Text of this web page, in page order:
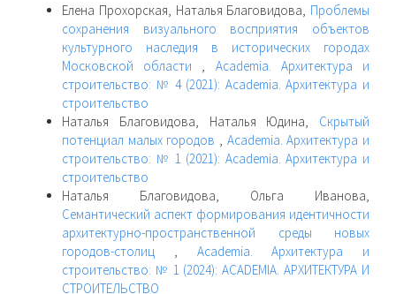
Елена Прохорская, Наталья Благовидова, Проблемы
сохранения визуального восприятия объектов
культурного наследия в исторических городах
Московской области , Academia. Архитектура и
строительство: № 4 (2021): Academia. Архитектура и
строительство
Наталья Благовидова, Наталья Юдина, Скрытый
потенциал малых городов , Academia. Архитектура и
строительство: № 1 (2021): Academia. Архитектура и
строительство
Наталья Благовидова, Ольга Иванова,
Семантический аспект формирования идентичности
архитектурно-пространственной среды новых
городов-столиц , Academia. Архитектура и
строительство: № 1 (2024): ACADEMIA. АРХИТЕКТУРА И
СТРОИТЕЛЬСТВО